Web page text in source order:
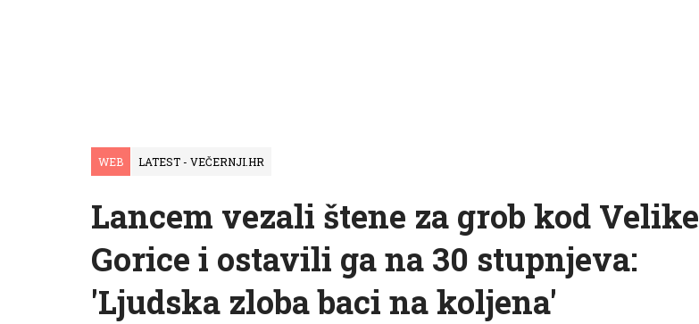
WEB LATEST - VEČERNJI.HR
Lancem vezali štene za grob kod Velike
Gorice i ostavili ga na 30 stupnjeva:
'Ljudska zloba baci na koljena'